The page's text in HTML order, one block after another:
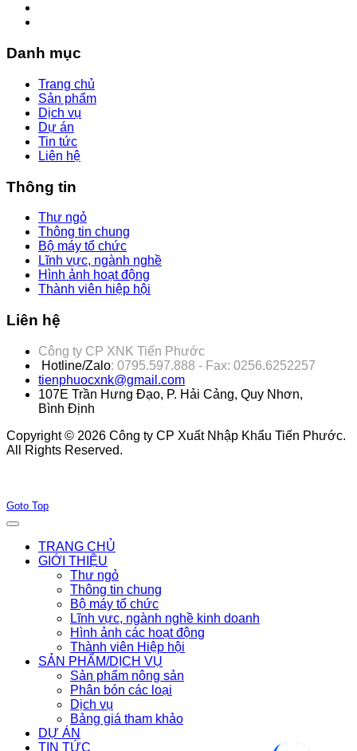
Danh mục
Trang chủ
Sản phẩm
Dịch vụ
Dự án
Tin tức
Liên hệ
Thông tin
Thư ngỏ
Thông tin chung
Bộ máy tổ chức
Lĩnh vực, ngành nghề
Hình ảnh hoạt động
Thành viên hiệp hội
Liên hệ
Công ty CP XNK Tiến Phước
Hotline/Zalo: 0795.597.888 - Fax: 0256.6252257
tienphuocxnk@gmail.com
107E Trần Hưng Đạo, P. Hải Cảng, Quy Nhơn,
Bình Định
Copyright © 2026 Công ty CP Xuất Nhập Khẩu Tiến Phước.
All Rights Reserved.
Goto Top
TRANG CHỦ
GIỚI THIỆU
Thư ngỏ
Thông tin chung
Bộ máy tổ chức
Lĩnh vực, ngành nghề kinh doanh
Hình ảnh các hoạt động
Thành viên Hiệp hội
SẢN PHẨM/DỊCH VỤ
Sản phẩm nông sản
Phân bón các loại
Dịch vụ
Bảng giá tham khảo
DỰ ÁN
TIN TỨC